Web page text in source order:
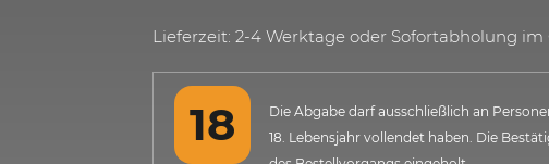
Lieferzeit: 2-4 Werktage oder Sofortabholung im
Die Abgabe darf ausschließlich an
18. Lebensjahr vollendet haben. Die